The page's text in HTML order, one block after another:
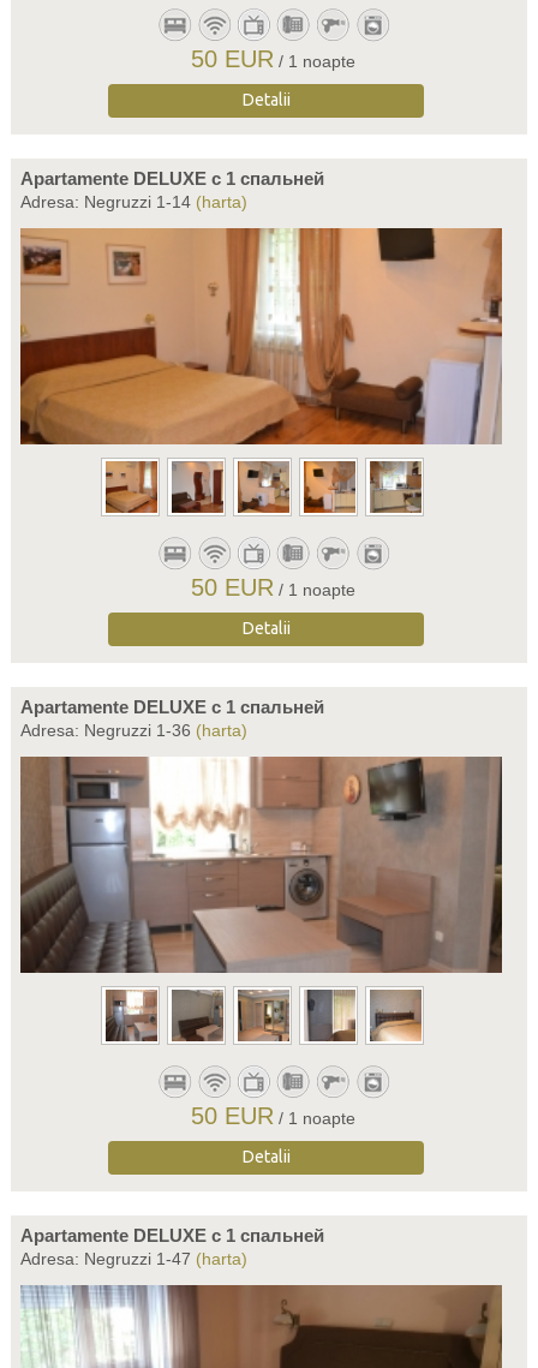
50 EUR / 1 noapte
Detalii
Apartamente DELUXE c 1 спальней
Adresa: Negruzzi 1-14 (harta)
50 EUR / 1 noapte
Detalii
Apartamente DELUXE c 1 спальней
Adresa: Negruzzi 1-36 (harta)
50 EUR / 1 noapte
Detalii
Apartamente DELUXE c 1 спальней
Adresa: Negruzzi 1-47 (harta)